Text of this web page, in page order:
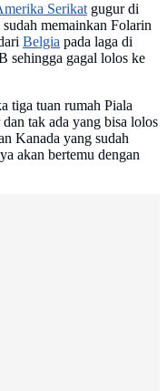
Serikatgugur di
memainkan Folarin
Belgia pada laga di
sehingga gagal lolos ke
tiga tuan rumah Piala
tak ada yang bisa lolos
Kanada yang sudah
akan bertemu dengan